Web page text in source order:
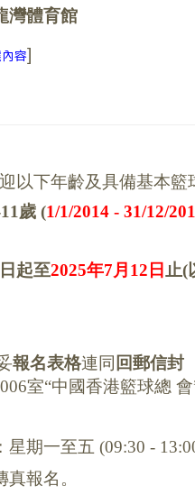
灣體育館
容]
以下年齡及具備基本籃
歲 (1/1/2014 - 31/12/
起至2025年7月12日 止(
報名表格連同 回郵信封
室“中國香港籃球總
星期一至五 (09:30 -
報名。